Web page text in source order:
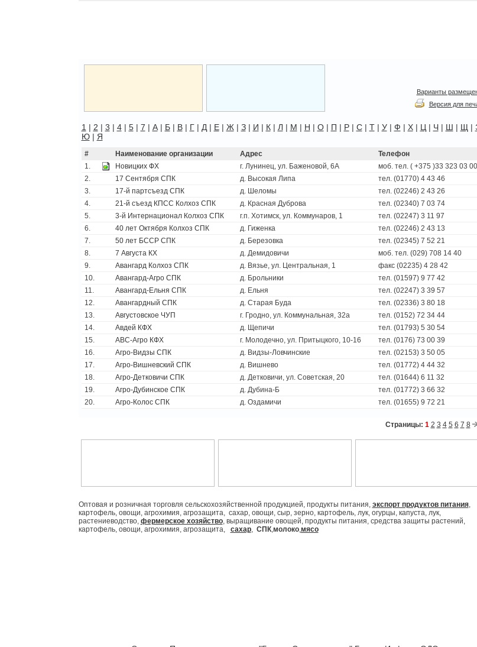
Варианты
Версия для
1 | 2 | 3 | 4| 5| 7 | А| Б| В| Г| Д| Е| Ж| З| И | К| Л | М | Н | О| П | Р| С| Т| У| Ф | Х| Ц | Ч| Ш | Щ |
Ю| Я
# Наименование организации Адрес
Телефон
1.
Новицких ФХ г. Лунинец, ул. Баженовой, 6A
моб. тел. ( +375 )33 323 03 00
2.
17 Сентября СПК д. Высокая Липа
тел. (01770) 4 43 46
3.
17-й партсъезд СПК д. Шеломы
тел. (02246) 2 43 26
4.
21-й съезд КПСС Колхоз СПК д. Красная Дуброва
тел. (02340) 7 03 74
5.
3-й Интернационал Колхоз СПК г.п. Хотимск, ул. Коммунаров, 1
тел. (02247) 3 11 97
6.
40 лет Октября Колхоз СПК д. Гиженка
тел. (02246) 2 43 13
7.
50 лет БССР СПК д. Березовка
тел. (02345) 7 52 21
8.
7 Августа КХ д. Демидовичи
моб. тел. (029) 708 14 40
9.
Авангард Колхоз СПК д. Вязье, ул. Центральная, 1
факс (02235) 4 28 42
10.
Авангард-Агро СПК д. Брольники
тел. (01597) 9 77 42
11.
Авангард-Ельня СПК д. Ельня
тел. (02247) 3 39 57
12.
Авангардный СПК д. Старая Буда
тел. (02336) 3 80 18
13.
Августовское ЧУП г. Гродно, ул. Коммунальная, 32а
тел. (0152) 72 34 44
14.
Авдей КФХ д. Щепичи
тел. (01793) 5 30 54
15.
АВС-Агро КФХ г. Молодечно, ул. Притыцкого, 10-16
тел. (0176) 73 00 39
16.
Агро-Видзы СПК д. Видзы-Ловчинские
тел. (02153) 3 50 05
17.
Агро-Вишневский СПК д. Вишнево
тел. (01772) 4 44 32
18.
Агро-Детковичи СПК д. Детковичи, ул. Советская, 20
тел. (01644) 6 11 32
19.
Агро-Дубинское СПК д. Дубина-Б
тел. (01772) 3 66 32
20.
Агро-Колос СПК д. Оздамичи тел. (01655) 9 72 21
Страницы: 1 2 3 4 5 6 7 8
Оптовая и розничная торговля сельскохозяйственной продукцией, продукты питания, экспорт продуктов питания,
картофель, овощи, агрохимия, агрозащита, сахар, овощи, сыр, зерно, картофель, лук, огурцы, капуста, лук,
растениеводство, фермерское хозяйство, выращивание овощей, продукты питания, средства защиты растений,
картофель, овощи, агрохимия, агрозащита, сахар, СПК,молоко,мясо